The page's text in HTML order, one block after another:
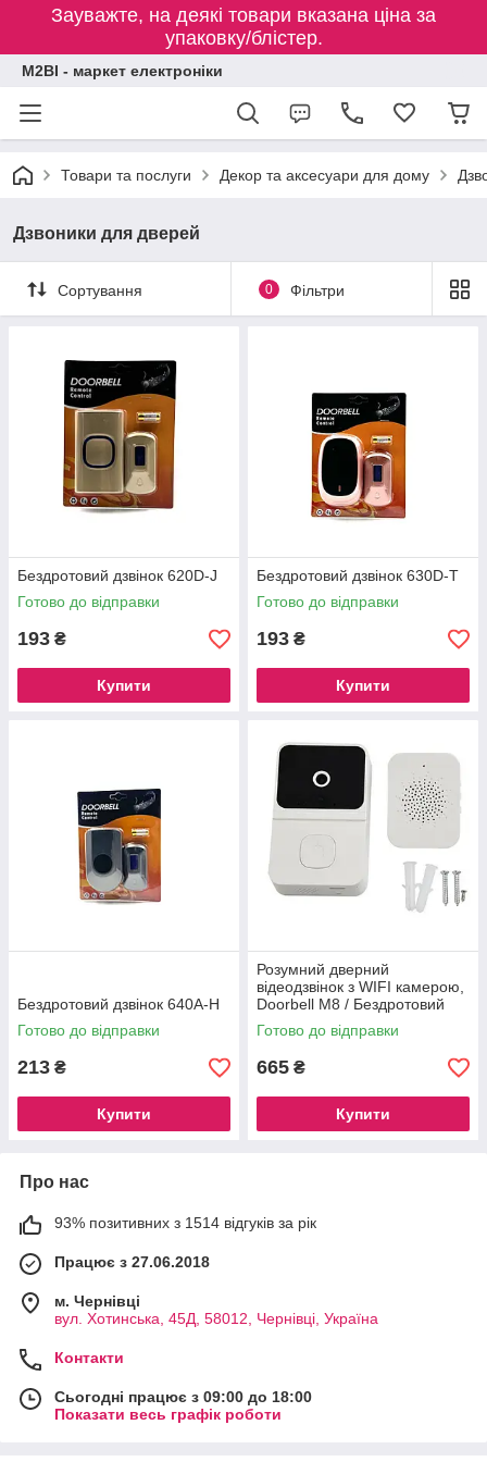
Зауважте, на деякі товари вказана ціна за
упаковку/блістер.
M2BI - маркет електроніки
Товари та послуги Декор та аксесуари для дому
Дзвоники для дверей
Сортування 0 Фільтри
Бездротовий дзвінок 620D-J
Готово до відправки
193 ₴
Купити
Бездротовий дзвінок 630D-T
Готово до відправки
193 ₴
Купити
Бездротовий дзвінок 640A-H
Готово до відправки
213 ₴
Купити
Розумний дверний
відеодзвінок з WIFI камерою,
Doorbell M8 / Бездротовий
відеодомофон
Готово до відправки
665 ₴
Купити
Про нас
93% позитивних з 1514 відгуків за рік
Працює з 27.06.2018
м. Чернівці
вул. Хотинська, 45Д, 58012, Чернівці, Україна
Контакти
Сьогодні працює з 09:00 до 18:00
Показати весь графік роботи